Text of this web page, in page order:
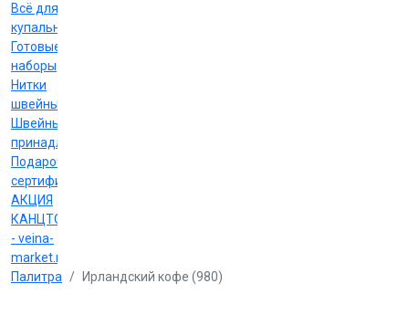
Всё для
купальников
Готовые
наборы
Нитки
швейные
Швейные
принадлежности
Подарочные
сертификаты
АКЦИЯ
КАНЦТОВАРЫ
- veina-
market.ru
Палитра
Ирландский кофе (980)